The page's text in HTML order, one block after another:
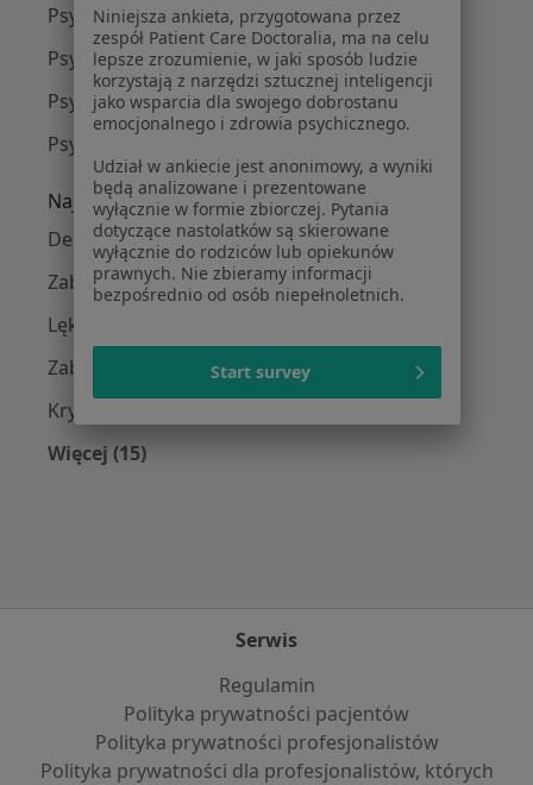
Psycholodzy Szczypiorno
Psycholodzy Winiary
Psycholodzy Śródmieście I
Psycholodzy Dobrzec
Najczęście leczone choroby
Depresja w Kaliszu
Zaburzenia nastroju w Kaliszu
Lęki w Kaliszu
Zaburzenia lękowe w Kaliszu
Kryzys emocjonalny w Kaliszu
Więcej (15)
Serwis
Regulamin
Polityka prywatności pacjentów
Polityka prywatności profesjonalistów
Polityka prywatności dla profesjonalistów, których
Niniejsza ankieta, przygotowana przez
zespół Patient Care Doctoralia, ma na celu
lepsze zrozumienie, w jaki sposób ludzie
korzystają z narzędzi sztucznej inteligencji
jako wsparcia dla swojego dobrostanu
emocjonalnego i zdrowia psychicznego.
Udział w ankiecie jest anonimowy, a wyniki
będą analizowane i prezentowane
wyłącznie w formie zbiorczej. Pytania
dotyczące nastolatków są skierowane
wyłącznie do rodziców lub opiekunów
prawnych. Nie zbieramy informacji
bezpośrednio od osób niepełnoletnich.
Start survey